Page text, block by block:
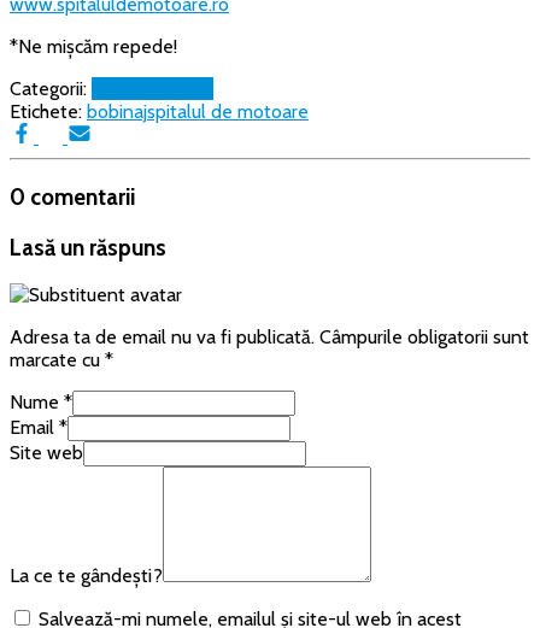
*Ne mișcăm repede!
Categorii:
Etichete: bobinajspitalul de motoare
0 comentarii
Lasă un răspuns
Adresa ta de email nu va fi publicată. Câmpurile obligatorii sunt
marcate cu *
Nume *
Email *
Site web
La ce te gândești?
Salvează-mi numele, emailul și site-ul web în acest